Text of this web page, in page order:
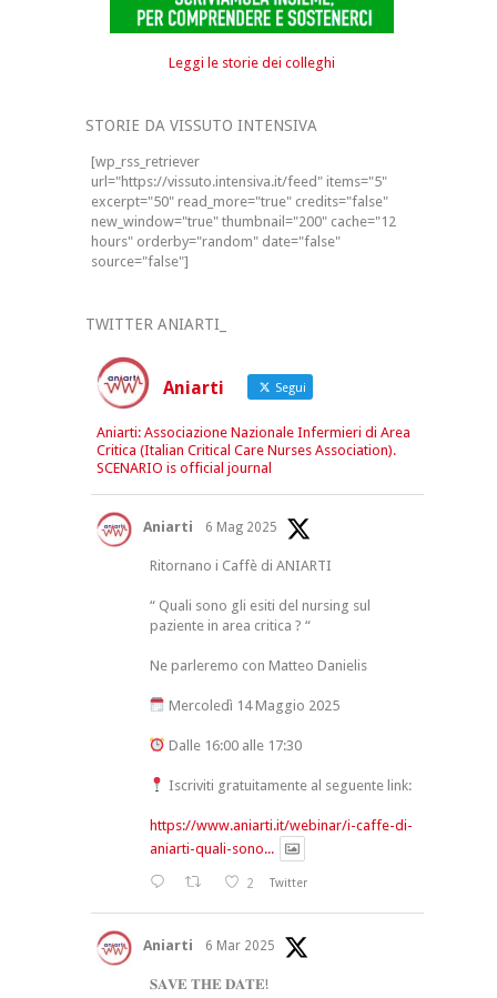
Leggi le storie dei colleghi
STORIE DA VISSUTO INTENSIVA
[wp_rss_retriever
url="https://vissuto.intensiva.it/feed" items="5"
excerpt="50" read_more="true" credits="false"
new_window="true" thumbnail="200" cache="12
hours" orderby="random" date="false"
source="false"]
TWITTER ANIARTI_
Aniarti Segui
Aniarti: Associazione Nazionale Infermieri di Area
Critica (Italian Critical Care Nurses Association).
SCENARIO is official journal
Aniarti 6 Mag 2025
Ritornano i Caffè di ANIARTI
“ Quali sono gli esiti del nursing sul
paziente in area critica ? “
Ne parleremo con Matteo Danielis
Mercoledì 14 Maggio 2025
Dalle 16:00 alle 17:30
Iscriviti gratuitamente al seguente link:
https://www.aniarti.it/webinar/i-caffe-di-
aniarti-quali-sono...
2 Twitter
Aniarti 6 Mar 2025
𝐒𝐀𝐕𝐄 𝐓𝐇𝐄 𝐃𝐀𝐓𝐄!